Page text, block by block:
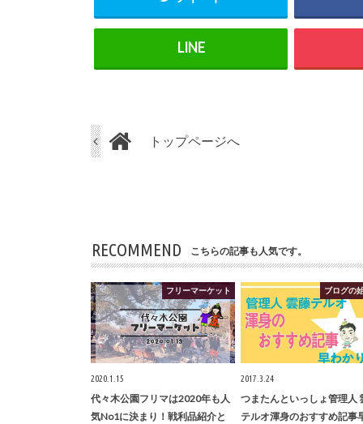
トップページへ
RECOMMEND こちらの記事も人気です。
フリーマーケット
2020.1.15
代々木公園フリマは2020年も人
気No1に決まり！戦利品紹介と
ブログの
2017.3.24
つまたんといっしょ管理人
テルオ渾身のおすすめ記事